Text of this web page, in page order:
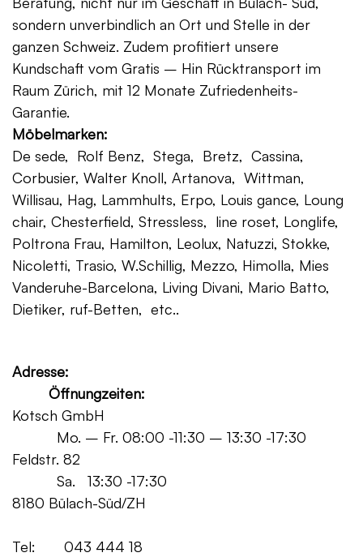
sondern unverbindlich an Ort und Stelle in der
ganzen Schweiz. Zudem profitiert unsere
Kundschaft vom Gratis – Hin Rücktransport im
Raum Zürich, mit 12 Monate Zufriedenheits-
Garantie.
Möbelmarken:
De sede, Rolf Benz, Stega, Bretz, Cassina,
Corbusier, Walter Knoll, Artanova, Wittman,
Willisau, Hag, Lammhults, Erpo, Louis gance, Loung
chair, Chesterfield, Stressless, line roset, Longlife,
Poltrona Frau, Hamilton, Leolux, Natuzzi, Stokke,
Nicoletti, Trasio, W.Schillig, Mezzo, Himolla, Mies
Vanderuhe-Barcelona, Living Divani, Mario Batto,
Dietiker, ruf-Betten, etc..
Adresse:
Öffnungzeiten:
Kotsch GmbH
Mo. – Fr. 08:00 -11:30 – 13:30 -17:30
Feldstr. 82
Sa. 13:30 -17:30
8180 Bülach-Süd/ZH
Tel: 043 444 18